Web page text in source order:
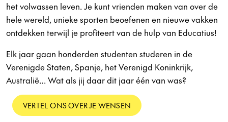
het volwassen leven. Je kunt vrienden maken van over de
hele wereld, unieke sporten beoefenen en nieuwe vakken
ontdekken terwijl je profiteert van de hulp van Educatius!
Elk jaar gaan honderden studenten studeren in de
Verenigde Staten, Spanje, het Verenigd Koninkrijk,
Australië… Wat als jij daar dit jaar één van was?
VERTEL ONS OVER JE WENSEN